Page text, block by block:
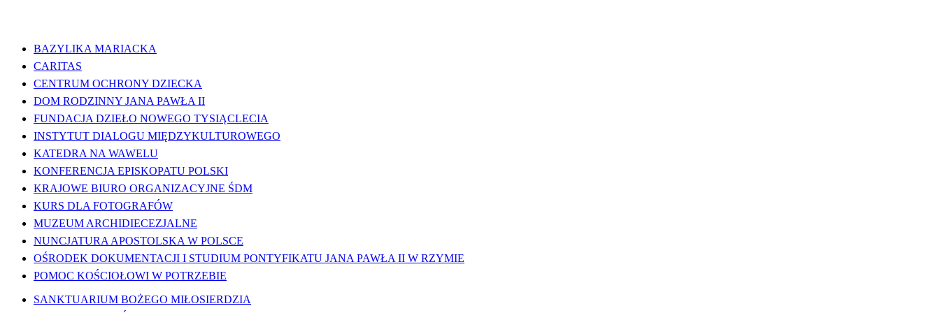
BAZYLIKA MARIACKA
CARITAS
CENTRUM OCHRONY DZIECKA
DOM RODZINNY JANA PAWŁA II
FUNDACJA DZIEŁO NOWEGO TYSIĄCLECIA
INSTYTUT DIALOGU MIĘDZYKULTUROWEGO
KATEDRA NA WAWELU
KONFERENCJA EPISKOPATU POLSKI
KRAJOWE BIURO ORGANIZACYJNE ŚDM
KURS DLA FOTOGRAFÓW
MUZEUM ARCHIDIECEZJALNE
NUNCJATURA APOSTOLSKA W POLSCE
OŚRODEK DOKUMENTACJI I STUDIUM PONTYFIKATU JANA PAWŁA II W RZYMIE
POMOC KOŚCIOŁOWI W POTRZEBIE
SANKTUARIUM BOŻEGO MIŁOSIERDZIA